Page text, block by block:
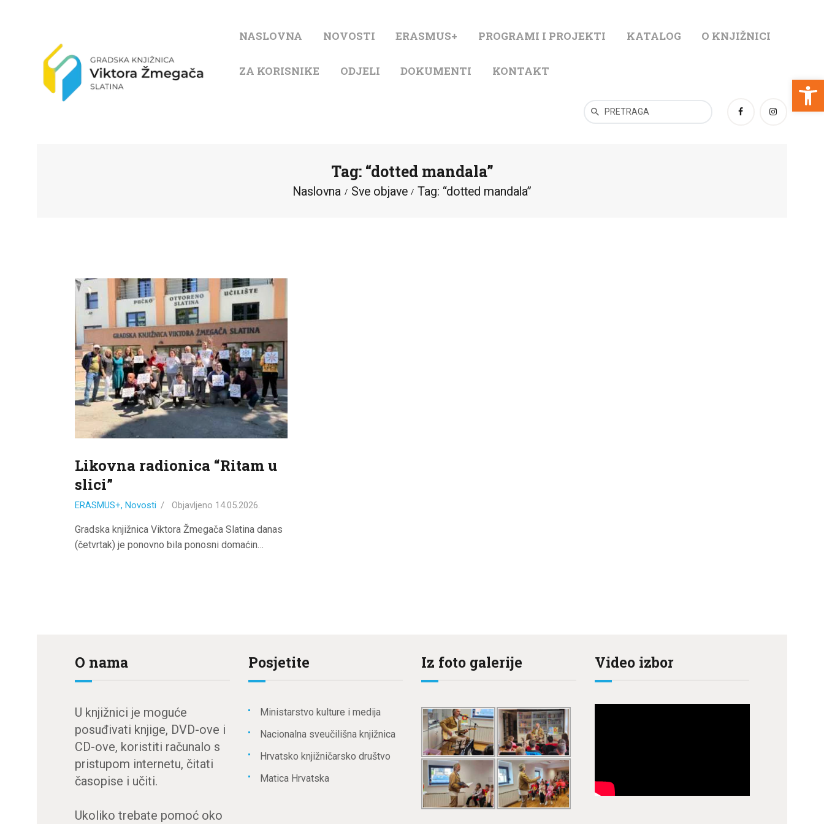
Open toolbar
NASLOVNA NOVOSTI ERASMUS+ PROGRAMI I PROJEKTI KATALOG O KNJIŽNICI
ZA KORISNIKE ODJELI DOKUMENTI KONTAKT
Tag: “dotted mandala”
Naslovna Sve objave Tag: “dotted mandala”
KATALOG
Likovna radionica “Ritam u
slici”
ERASMUS+, Novosti Objavljeno 14.05.2026.
Gradska knjižnica Viktora Žmegača Slatina danas
(četvrtak) je ponovno bila ponosni domaćin…
O nama
U knjižnici je moguće
posuđivati knjige, DVD-ove i
CD-ove, koristiti računalo s
pristupom internetu, čitati
časopise i učiti.
Ukoliko trebate pomoć oko
Posjetite
Ministarstvo kulture i medija
Nacionalna sveučilišna knjižnica
Hrvatsko knjižničarsko društvo
Matica Hrvatska
Iz foto galerije Video izbor